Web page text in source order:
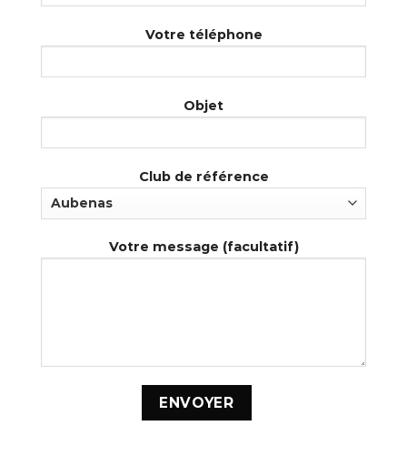
Votre téléphone
Objet
Club de référence
Votre message (facultatif)